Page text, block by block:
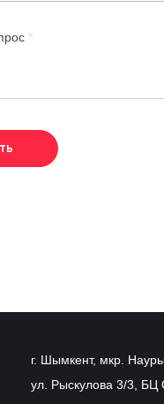
*
г. Шымкент, мкр.
ул. Рыскулова 3/3,